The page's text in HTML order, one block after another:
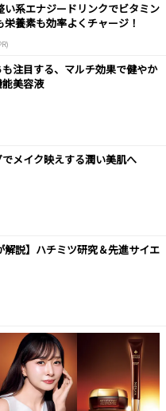
い系エナジードリンクでビタミン
栄養素も効率よくチャージ！
注目する、マルチ効果で健やか
美容液
メイク映えする潤い美肌へ
解説】ハチミツ研究＆先進サイエ